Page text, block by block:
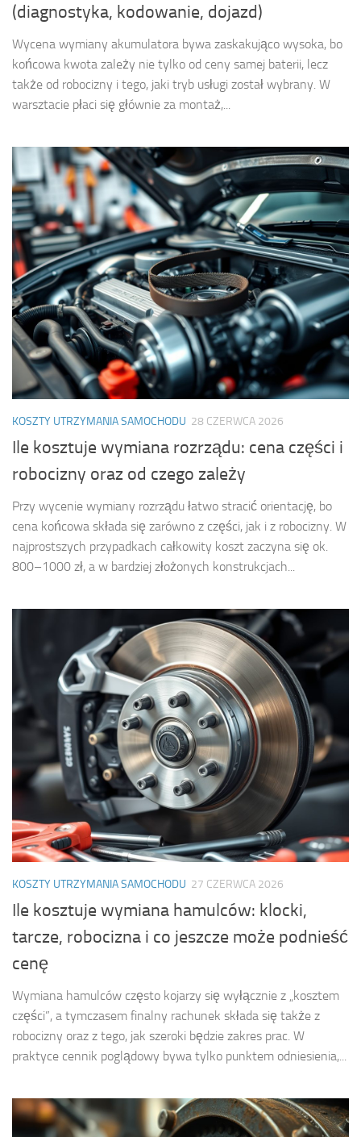
(diagnostyka, kodowanie, dojazd)
Wycena wymiany akumulatora bywa zaskakująco wysoka, bo
końcowa kwota zależy nie tylko od ceny samej baterii, lecz
także od robocizny i tego, jaki tryb usługi został wybrany. W
warsztacie płaci się głównie za montaż,...
KOSZTY UTRZYMANIA SAMOCHODU 28 CZERWCA 2026
Ile kosztuje wymiana rozrządu: cena części i
robocizny oraz od czego zależy
Przy wycenie wymiany rozrządu łatwo stracić orientację, bo
cena końcowa składa się zarówno z części, jak i z robocizny. W
najprostszych przypadkach całkowity koszt zaczyna się ok.
800–1000 zł, a w bardziej złożonych konstrukcjach...
KOSZTY UTRZYMANIA SAMOCHODU 27 CZERWCA 2026
Ile kosztuje wymiana hamulców: klocki,
tarcze, robocizna i co jeszcze może podnieść
cenę
Wymiana hamulców często kojarzy się wyłącznie z „kosztem
części”, a tymczasem finalny rachunek składa się także z
robocizny oraz z tego, jak szeroki będzie zakres prac. W
praktyce cennik poglądowy bywa tylko punktem odniesienia,...